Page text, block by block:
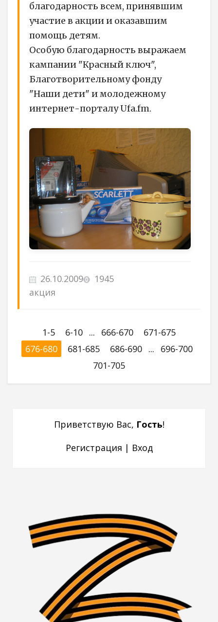
благодарность всем, принявшим
участие в акции и оказавшим
помощь детям.
Особую благодарность выражаем
кампании "Красный ключ",
Благотворительному фонду
"Наши дети" и молодежному
интернет-порталу Ufa.fm.
26.10.2009
1945
акция
1-5 6-10 ... 666-670
671-675
676-680
681-685 686-690 ...
696-700
701-705
Приветствую Вас, Гость!
Регистрация | Вход